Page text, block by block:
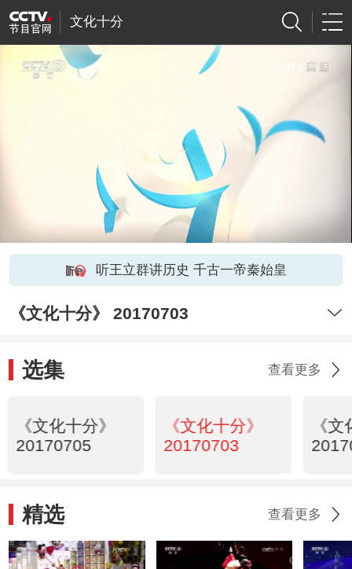
文化十分
听王立群讲历史 千古一帝秦始皇
《文化十分》 20170703
选集 查看更多
《文化十分》
20170705
《文化十分》
20170703
《
精选 查看更多